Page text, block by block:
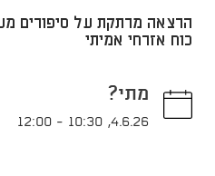
הרצאה מרתקת על סיפורים
כוח אזרחי אמיתי
מתי?
4.6.26
,
10:30
-
12:00